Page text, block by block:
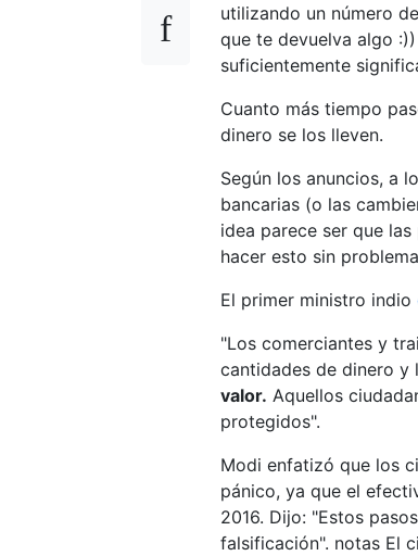
utilizando un número
que te devuelva algo
suficientemente
Cuanto más tiempo
dinero se los lleven.
Según los anuncios, a
bancarias (o las
idea parece ser que
hacer esto sin
El primer ministro indio
"Los comerciantes y
cantidades de dinero y
valor. Aquellos
protegidos".
Modi enfatizó que los
pánico, ya que el
2016. Dijo: "Estos
falsificación". notas El